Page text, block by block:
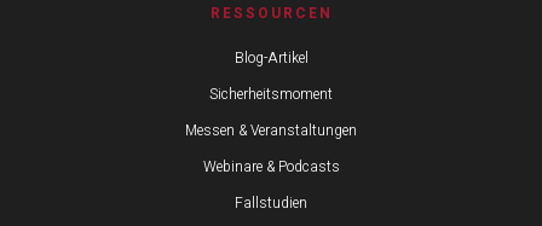
RESSOURCEN
Blog-Artikel
Sicherheitsmoment
Messen & Veranstaltungen
Webinare & Podcasts
Fallstudien